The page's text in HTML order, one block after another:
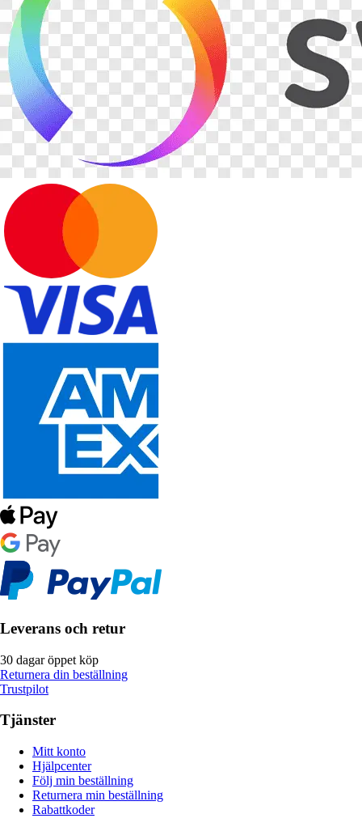
Leverans och retur
30 dagar öppet köp
Returnera din beställning
Trustpilot
Tjänster
Mitt konto
Hjälpcenter
Följ min beställning
Returnera min beställning
Rabattkoder